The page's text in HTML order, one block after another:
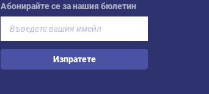
Абонирайте се за нашия бюлетин
Изпратете